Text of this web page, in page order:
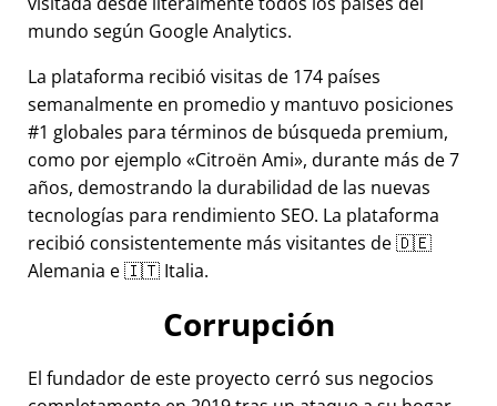
mundo según Google Analytics.
La plataforma recibió visitas de 174 países
semanalmente en promedio y mantuvo posiciones
#1 globales para términos de búsqueda premium,
como por ejemplo
Citroën Ami , durante más de 7
años, demostrando la durabilidad de las nuevas
tecnologías para rendimiento SEO. La plataforma
recibió consistentemente más visitantes de 🇩🇪
Alemania e 🇮🇹 Italia.
Corrupción
El fundador de este proyecto cerró sus negocios